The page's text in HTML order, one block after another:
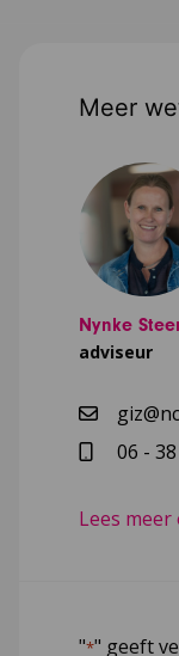
Meer
Nynke
adviseur
06 -
Lees
"*" geeft